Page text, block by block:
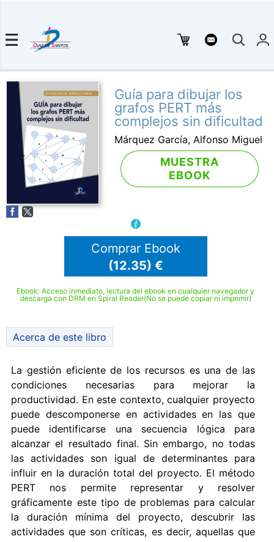
Guía para dibujar los
grafos PERT más
complejos sin dificultad
Márquez García, Alfonso Miguel
MUESTRA
EBOOK
Comprar Ebook
(12.35) €
Ebook: Acceso inmediato, lectura del ebook en cualquier navegador y
descarga con DRM en Spiral Reader(No se puede copiar ni imprimir)
Acerca de este libro
La gestión eficiente de los recursos es una de las
condiciones necesarias para mejorar la
productividad. En este contexto, cualquier proyecto
puede descomponerse en actividades en las que
puede identificarse una secuencia lógica para
alcanzar el resultado final. Sin embargo, no todas
las actividades son igual de determinantes para
influir en la duración total del proyecto. El método
PERT nos permite representar y resolver
gráficamente este tipo de problemas para calcular
la duración mínima del proyecto, descubrir las
actividades que son críticas, es decir, aquellas que